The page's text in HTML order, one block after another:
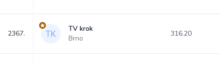
2367.
TV krok
Brno
316.20